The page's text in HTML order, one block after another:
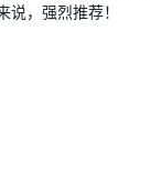
，强烈推荐！